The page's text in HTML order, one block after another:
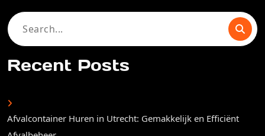
Search
Recent Posts
Afvalcontainer Huren in Utrecht: Gemakkelijk en Efficiënt